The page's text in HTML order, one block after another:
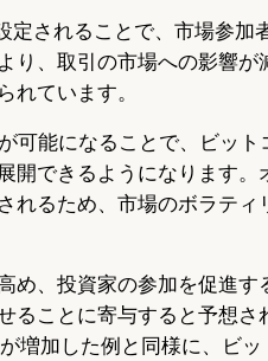
定されることで、市場参加
り、取引の市場への影響が
れています。
可能になることで、ビット
開できるようになります。
れるため、市場のボラティ
め、投資家の参加を促進す
ることに寄与すると予想さ
増加した例と同様に、ビ